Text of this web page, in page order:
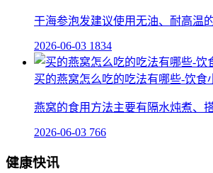
干海参泡发建议使用无油、耐高温
2026-06-03 1834
买的燕窝怎么吃的吃法有哪些-饮食
燕窝的食用方法主要有隔水炖煮、
2026-06-03 766
健康快讯